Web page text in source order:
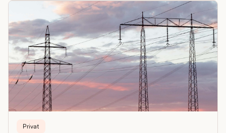
på imponerande 74,3 – en nivå långt över
branschens…
Privat